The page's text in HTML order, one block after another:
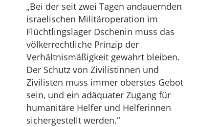
„Bei der seit zwei Tagen andauernden
israelischen Militäroperation im
Flüchtlingslager Dschenin muss das
völkerrechtliche Prinzip der
Verhältnismäßigkeit gewahrt bleiben.
Der Schutz von Zivilistinnen und
Zivilisten muss immer oberstes Gebot
sein, und ein adäquater Zugang für
humanitäre Helfer und Helferinnen
sichergestellt werden.“